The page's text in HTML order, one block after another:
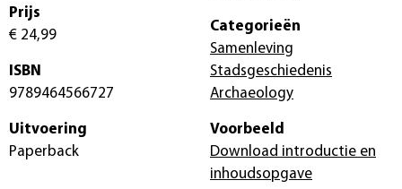
Prijs
€ 24,99
ISBN
9789464566727
Uitvoering
Paperback
Categorieën
Samenleving
Stadsgeschiedenis
Archaeology
Voorbeeld
Download introductie en
inhoudsopgave